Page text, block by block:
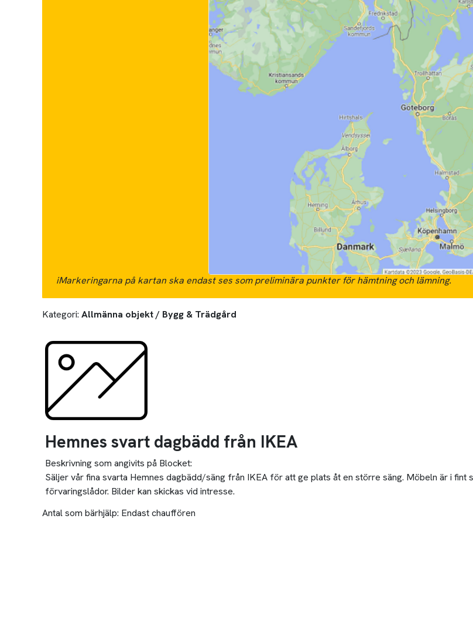
iMarkeringarna på kartan ska endast ses som preliminära punkter för hämtning och lämning.
Kategori: Allmänna objekt / Bygg & Trädgård
Hemnes svart dagbädd från IKEA
Beskrivning som angivits på Blocket:
Säljer vår fina svarta Hemnes dagbädd/säng från IKEA för att ge plats åt en större säng. Möbeln är i fint
förvaringslådor. Bilder kan skickas vid intresse.
Antal som bärhjälp: Endast chauffören